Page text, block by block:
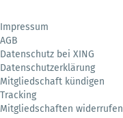
Impressum
AGB
Datenschutz bei XING
Datenschutzerklärung
Mitgliedschaft kündigen
Tracking
Mitgliedschaften widerrufen